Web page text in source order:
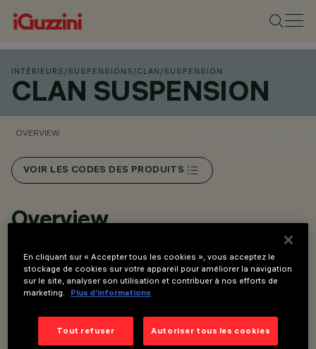
INTÉRIEURS /SUSPENSIONS /CLAN /SUSPENSION
CLAN SUSPENSION
OVERVIEW
VOIR LES CODES DES PRODUITS
Overview
Design Harvey 1968 | réédition 2023.
Suspension produisant une lumière diffuse.
sur la surface d'installation, bornier pour les connexions
électriques, serre-câble de sécurité pour le câble
En cliquant sur « Accepter tous les cookies », vous acceptez le
stockage de cookies sur votre appareil pour améliorer la navigation
sur le site, analyser son utilisation et contribuer à nos efforts de
marketing.
Plus d’informations
Tout refuser Autoriser tous les cookies